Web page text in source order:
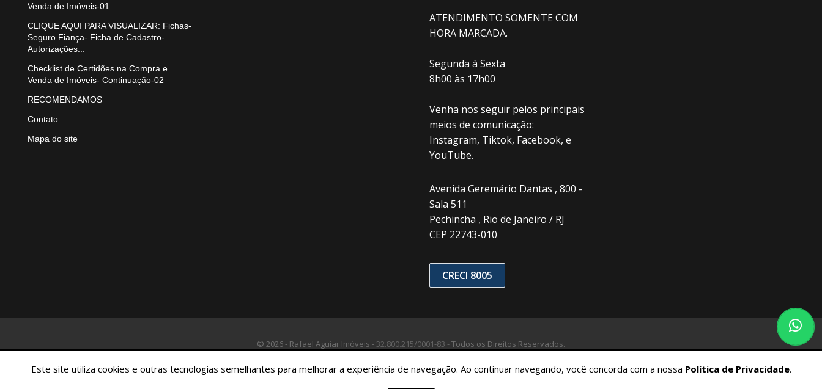
Venda de Imóveis-01
CLIQUE AQUI PARA VISUALIZAR: Fichas-
Seguro Fiança- Ficha de Cadastro-
Autorizações...
Checklist de Certidões na Compra e
Venda de Imóveis- Continuação-02
RECOMENDAMOS
Contato
Mapa do site
ATENDIMENTO SOMENTE COM
HORA MARCADA.
Segunda à Sexta
8h00 às 17h00
Venha nos seguir pelos principais
meios de comunicação:
Instagram, Tiktok, Facebook, e
YouTube.
Avenida Geremário Dantas , 800 -
Sala 511
Pechincha , Rio de Janeiro / RJ
CEP 22743-010
CRECI 8005
© 2026 - Rafael Aguiar Imóveis - 32.800.215/0001-83 -Todos os Direitos Reservados.
Este site utiliza cookies e outras tecnologias semelhantes para melhorar a experiência de navegação. Ao continuar navegando, você concorda com a nossa Política de Privacidade.